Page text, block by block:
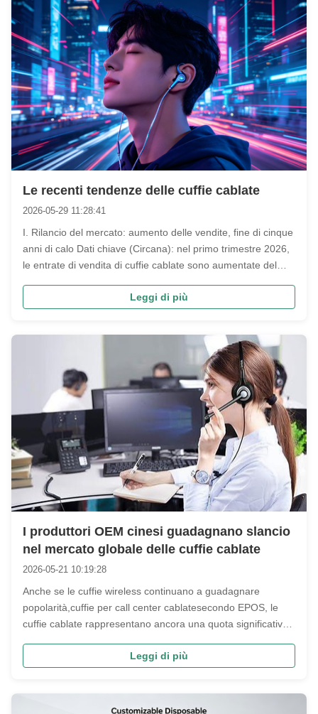
Le recenti tendenze delle cuffie cablate
2026-05-29 11:28:41
I. Rilancio del mercato: aumento delle vendite, fine di cinque
anni di calo Dati chiave (Circana): nel primo trimestre 2026,
le entrate di vendita di cuffie cablate sono aumentate del
giovani di età compresa tra i 18 e i 30 anni rappresentano ...
Leggi di più
I produttori OEM cinesi guadagnano slancio
nel mercato globale delle cuffie cablate
2026-05-21 10:19:28
Anche se le cuffie wireless continuano a guadagnare
popolarità,cuffie per call center cablatesecondo EPOS, le
cuffie cablate rappresentano ancora una quota significativa
ambienti in cui l'affidabilità, l'efficienza dei costi e la facile ...
Leggi di più